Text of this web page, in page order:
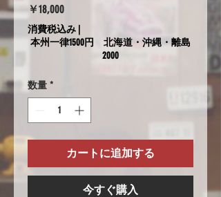
￥18,000価
格
消費税込み
本州一律1500円 北海道・沖縄・離島
2000
数量 *
カートに追加する
今すぐ購入